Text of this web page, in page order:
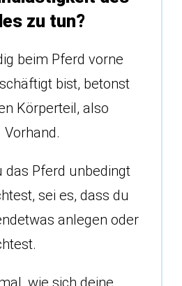
zu tun?
beim Pferd vorne
bist, betonst
Körperteil, also
das Pferd unbedingt
sei es, dass du
anlegen oder
wie sich deine